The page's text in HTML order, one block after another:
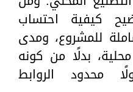
كيفية احتساب
للمشروع، ومدى
بدلًا من كونه
محدود الروابط